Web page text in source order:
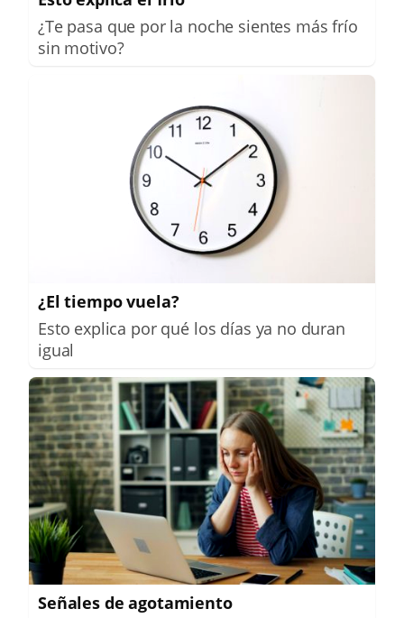
¿Te pasa que por la noche sientes más frío
sin motivo?
¿El tiempo vuela?
Esto explica por qué los días ya no duran
igual
Señales de agotamiento